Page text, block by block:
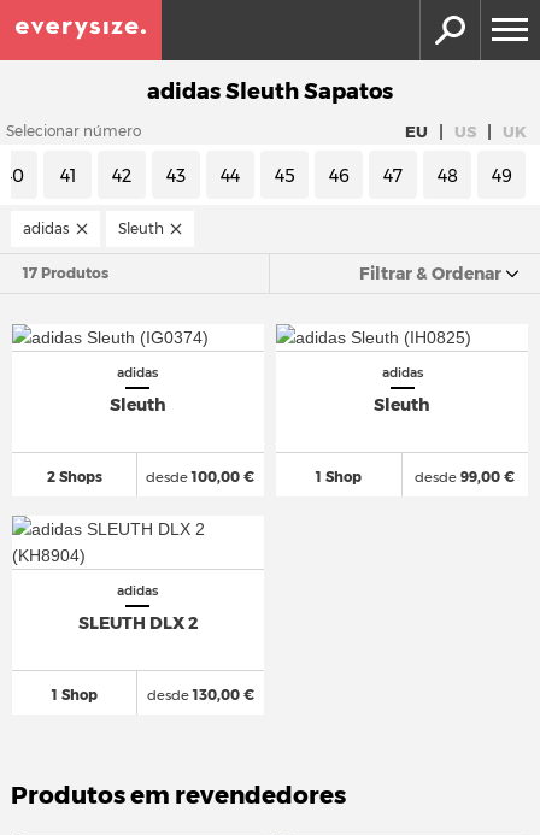
adidas Sleuth Sapatos
Selecionar número EU | US | UK
40 41 42 43 44 45 46 47 48 49
adidas Sleuth
17 Produtos Filtrar & Ordenar
adidas
Sleuth
2 Shops desde100,00 €
adidas
Sleuth
1 Shop desde 99,00 €
adidas
SLEUTH DLX 2
1 Shop desde130,00 €
Produtos em revendedores